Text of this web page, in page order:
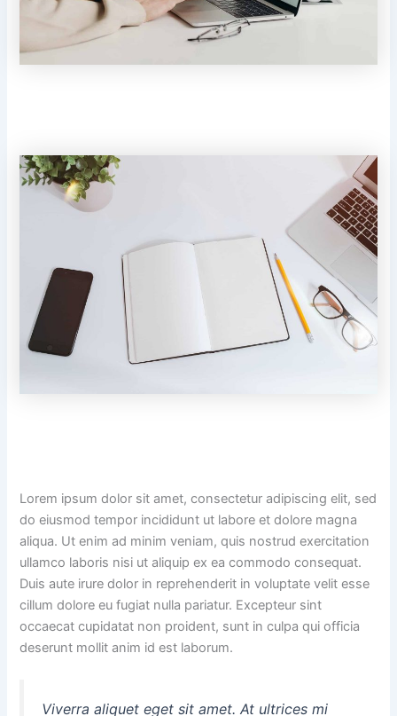
Lorem ipsum dolor sit amet, consectetur adipiscing elit, sed
do eiusmod tempor incididunt ut labore et dolore magna
aliqua. Ut enim ad minim veniam, quis nostrud exercitation
ullamco laboris nisi ut aliquip ex ea commodo consequat.
Duis aute irure dolor in reprehenderit in voluptate velit esse
cillum dolore eu fugiat nulla pariatur. Excepteur sint
occaecat cupidatat non proident, sunt in culpa qui officia
deserunt mollit anim id est laborum.
Viverra aliquet eget sit amet. At ultrices mi